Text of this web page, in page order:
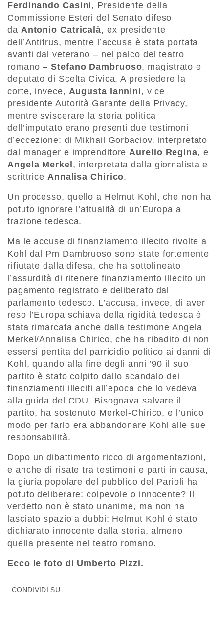
Ferdinando Casini, Presidente della
Commissione Esteri del Senato difeso
da Antonio Catricalà, ex presidente
dell’Antitrus, mentre l’accusa è stata portata
avanti dal veterano – nel palco del teatro
romano –Stefano Dambruoso, magistrato e
deputato di Scelta Civica. A presiedere la
corte, invece, Augusta Iannini, vice
presidente Autorità Garante della Privacy,
mentre sviscerare la storia politica
dell’imputato erano presenti due testimoni
d’eccezione: di Mikhail Gorbaciov, interpretato
dal manager e imprenditoreAurelio Regina, e
Angela Merkel , interpretata dalla giornalista e
scrittrice Annalisa Chirico.
Un processo, quello a Helmut Kohl, che non ha
potuto ignorare l’attualità di un’Europa a
trazione tedesca.
Ma le accuse di finanziamento illecito rivolte a
Kohl dal Pm Dambruoso sono state fortemente
rifiutate dalla difesa, che ha sottolineato
l’assurdità di ritenere finanziamento illecito un
pagamento registrato e deliberato dal
parlamento tedesco. L’accusa, invece, di aver
reso l’Europa schiava della rigidità tedesca è
stata rimarcata anche dalla testimone Angela
Merkel/Annalisa Chirico, che ha ribadito di non
essersi pentita del parricidio politico ai danni di
Kohl, quando alla fine degli anni ’90 il suo
partito è stato colpito dallo scandalo dei
finanziamenti illeciti all’epoca che lo vedeva
alla guida del CDU. Bisognava salvare il
partito, ha sostenuto Merkel-Chirico, e l’unico
modo per farlo era abbandonare Kohl alle sue
responsabilità.
Dopo un dibattimento ricco di argomentazioni,
e anche di risate tra testimoni e parti in causa,
la giuria popolare del pubblico del Parioli ha
potuto deliberare: colpevole o innocente? Il
verdetto non è stato unanime, ma non ha
lasciato spazio a dubbi: Helmut Kohl è stato
dichiarato innocente dalla storia, almeno
quella presente nel teatro romano.
Ecco le foto di Umberto Pizzi.
CONDIVIDI SU: